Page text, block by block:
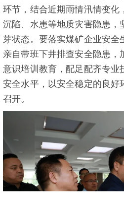
环节，结合近期雨情汛情变化
沉陷、水患等地质灾害隐患，
芽状态。要落实煤矿企业安全
亲自带班下井排查安全隐患，
意识培训教育，配足配齐专业
安全水平，以安全稳定的良好
召开。